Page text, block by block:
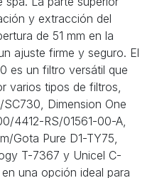
y extracción del
de 51 mm en la
ajuste firme y seguro. El
es un filtro versátil que
varios tipos de filtros,
Dimension One
4412-RS/01561-00-A,
Gota Pure D1-TY75,
T-7367 y Unicel C-
una opción ideal para